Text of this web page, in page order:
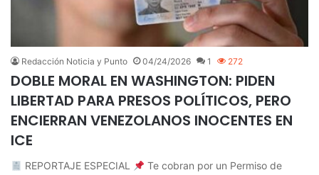
Redacción Noticia y Punto 04/24/2026 1 272
DOBLE MORAL EN WASHINGTON: PIDEN
LIBERTAD PARA PRESOS POLÍTICOS, PERO
ENCIERRAN VENEZOLANOS INOCENTES EN
ICE
REPORTAJE ESPECIAL
Te cobran por un Permiso de